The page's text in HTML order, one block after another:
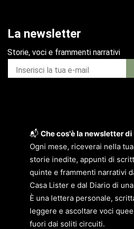
📬 Che cos'è la newsletter di
Ogni mese, riceverai nella
storie inedite, appunti di
quinte e frammenti narrativi
Casa Lister e dal Diario di
È una lettera personale,
leggere e ascoltare voci
fuori dai soliti circuiti.